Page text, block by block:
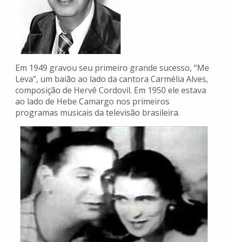
Em 1949 gravou seu primeiro grande sucesso, “Me
Leva”, um baião ao lado da cantora Carmélia Alves,
composição de Hervê Cordovil. Em 1950 ele estava
ao lado de Hebe Camargo nos primeiros
programas musicais da televisão brasileira.